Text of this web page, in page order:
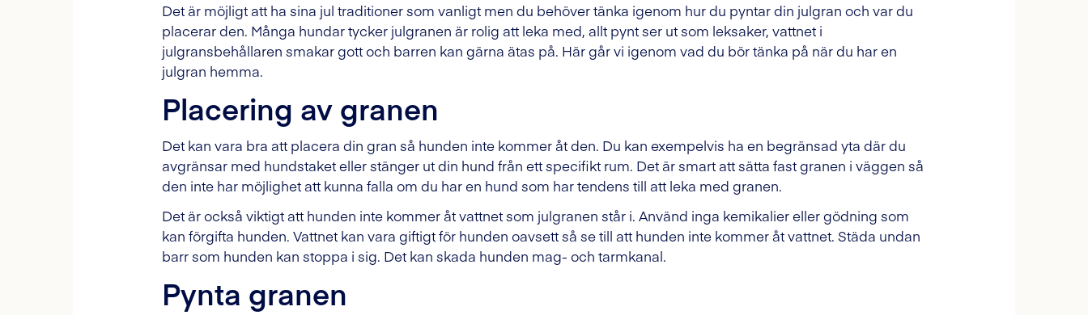
Det är möjligt att ha sina jul traditioner som vanligt men du behöver tänka igenom hur du pyntar din julgran och var du
placerar den. Många hundar tycker julgranen är rolig att leka med, allt pynt ser ut som leksaker, vattnet i
julgransbehållaren smakar gott och barren kan gärna ätas på. Här går vi igenom vad du bör tänka på när du har en
julgran hemma.
Placering av granen
Det kan vara bra att placera din gran så hunden inte kommer åt den. Du kan exempelvis ha en begränsad yta där du
avgränsar med hundstaket eller stänger ut din hund från ett specifikt rum. Det är smart att sätta fast granen i väggen så
den inte har möjlighet att kunna falla om du har en hund som har tendens till att leka med granen.
Det är också viktigt att hunden inte kommer åt vattnet som julgranen står i. Använd inga kemikalier eller gödning som
kan förgifta hunden. Vattnet kan vara giftigt för hunden oavsett så se till att hunden inte kommer åt vattnet. Städa undan
barr som hunden kan stoppa i sig. Det kan skada hunden mag- och tarmkanal.
Pynta granen